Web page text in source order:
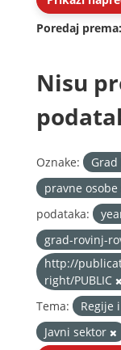
Poredaj prema
Nisu
Oznake:
Grad
pravne osobe
podataka:
grad-rovinj-
http://
right/PUBLIC
Tema:
Regije
Javni sektor